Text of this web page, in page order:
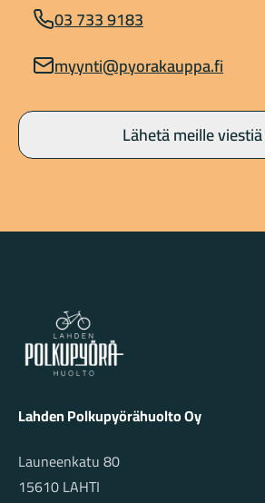
03 733 9183
myynti@pyorakauppa.fi
Lähetä meille viestiä
Lahden Polkupyörähuolto - etusivulle
Lahden Polkupyörähuolto Oy
Launeenkatu 80
15610 LAHTI